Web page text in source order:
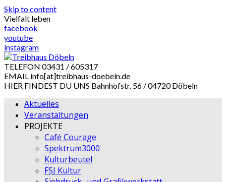
Skip to content
Vielfalt leben
facebook
youtube
instagram
TELEFON 03431 / 605317
EMAIL info[at]treibhaus-doebeln.de
HIER FINDEST DU UNS Bahnhofstr. 56 / 04720 Döbeln
Aktuelles
Veranstaltungen
PROJEKTE
Café Courage
Spektrum3000
Kulturbeutel
FSJ Kultur